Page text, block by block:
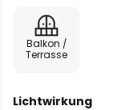
Balkon /
Terrasse
Lichtwirkung